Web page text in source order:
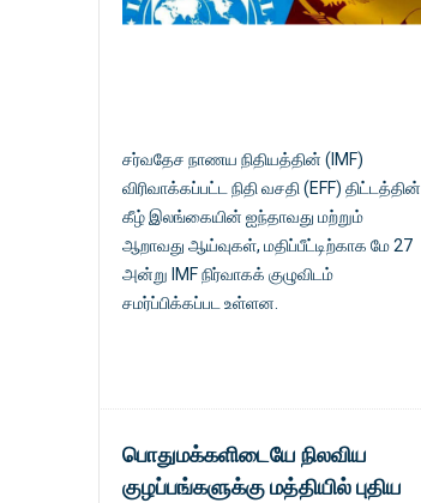
சர்வதேச நாணய நிதியத்தின் (IMF)
விரிவாக்கப்பட்ட நிதி வசதி (EFF) திட்டத்தின்
கீழ் இலங்கையின் ஐந்தாவது மற்றும்
ஆறாவது ஆய்வுகள், மதிப்பீட்டிற்காக மே 27
அன்று IMF நிர்வாகக் குழுவிடம்
சமர்ப்பிக்கப்பட உள்ளன.
பொதுமக்களிடையே நிலவிய
குழப்பங்களுக்கு மத்தியில் புதிய